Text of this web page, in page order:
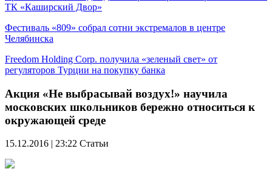
ТК «Каширский Двор»
Фестиваль «809» собрал сотни экстремалов в центре
Челябинска
Freedom Holding Corp. получила «зеленый свет» от
регуляторов Турции на покупку банка
Акция «Не выбрасывай воздух!» научила
московских школьников бережно относиться к
окружающей среде
15.12.2016 | 23:22 Статьи